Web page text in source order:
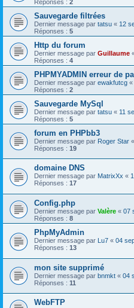
Réponses : 2
Sauvegarde filtrées
Dernier message par tatsu « 12
Réponses : 5
Http du forum
Dernier message par Guillaume
Réponses : 4
PHPMYADMIN erreur de
Dernier message par ewakfutcg «
Réponses : 2
Sauvegarde MySql
Dernier message par tatsu « 11
Réponses : 5
forum en PHPbb3
Dernier message par Roger Star «
Réponses : 19
domaine DNS
Dernier message par MatrixXx «
Réponses : 17
Config.php
Dernier message par Valère « 07
Réponses : 8
PhpMyAdmin
Dernier message par Lu7 « 04
Réponses : 13
mon site supprimé
Dernier message par bnmkt « 04
Réponses : 11
WebFTP